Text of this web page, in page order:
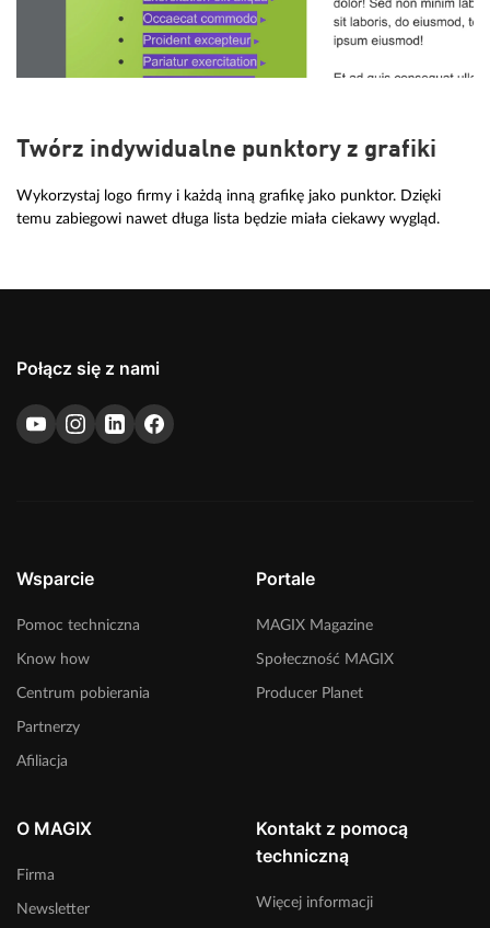
Twórz indywidualne punktory z grafiki
Wykorzystaj logo firmy i każdą inną grafikę jako punktor. Dzięki
temu zabiegowi nawet długa lista będzie miała ciekawy wygląd.
Połącz się z nami
Wsparcie
Pomoc techniczna
Know how
Centrum pobierania
Partnerzy
Afiliacja
Portale
MAGIX Magazine
Społeczność MAGIX
Producer Planet
O MAGIX
Firma
Newsletter
Kontakt z pomocą
techniczną
Więcej informacji